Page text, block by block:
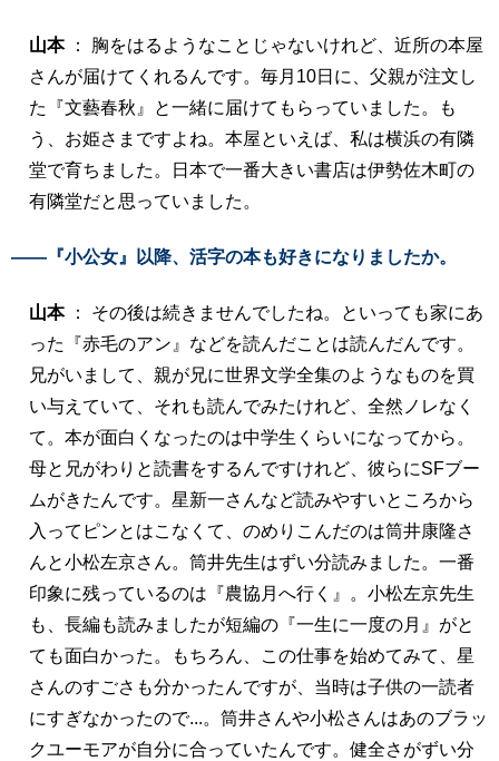
山本： 胸をはるようなことじゃないけれど、近所の本屋
さんが届けてくれるんです。毎月10日に、父親が注文し
た『文藝春秋』と一緒に届けてもらっていました。も
う、お姫さまですよね。本屋といえば、私は横浜の有隣
堂で育ちました。日本で一番大きい書店は伊勢佐木町の
有隣堂だと思っていました。
――『小公女』以降、活字の本も好きになりましたか。
山本： その後は続きませんでしたね。といっても家にあ
った『赤毛のアン』などを読んだことは読んだんです。
兄がいまして、親が兄に世界文学全集のようなものを買
い与えていて、それも読んでみたけれど、全然ノレなく
て。本が面白くなったのは中学生くらいになってから。
母と兄がわりと読書をするんですけれど、彼らにSFブー
ムがきたんです。星新一さんなど読みやすいところから
入ってピンとはこなくて、のめりこんだのは筒井康隆さ
んと小松左京さん。筒井先生はずい分読みました。一番
印象に残っているのは『農協月へ行く』。小松左京先生
も、長編も読みましたが短編の『一生に一度の月』がと
ても面白かった。もちろん、この仕事を始めてみて、星
さんのすごさも分かったんですが、当時は子供の一読者
にすぎなかったので...。筒井さんや小松さんはあのブラッ
クユーモアが自分に合っていたんです。健全さがずい分